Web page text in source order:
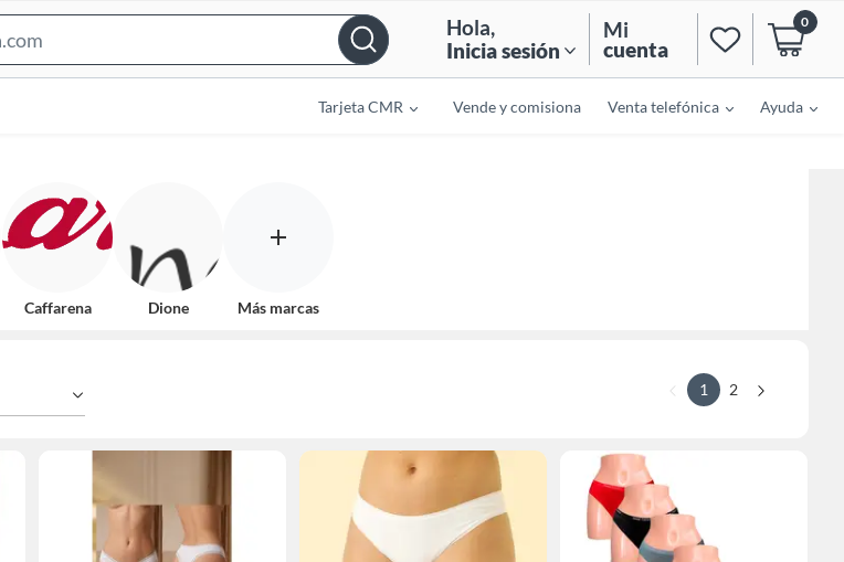
Bar
Hola,
Inicia sesión
Mi
cuenta
0
Tarjeta CMR Vende y comisiona Venta telefónica Ayuda
Caffarena Dione Más marcas
1 2